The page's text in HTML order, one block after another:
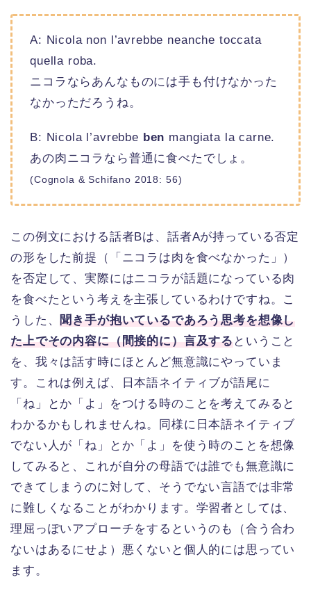
A: Nicola non l’avrebbe neanche toccata
quella roba.
ニコラならあんなものには手も付けなかった
なかっただろうね。
B: Nicola l’avrebbe ben mangiata la carne.
あの肉ニコラなら普通に食べたでしょ。
(Cognola & Schifano 2018: 56)
この例文における話者Bは、話者Aが持っている否定
の形をした前提（「ニコラは肉を食べなかった」）
を否定して、実際にはニコラが話題になっている肉
を食べたという考えを主張しているわけですね。こ
うした、 聞き手が抱いているであろう思考を想像し
た上でその内容に（間接的に）言及する ということ
を、我々は話す時にほとんど無意識にやっていま
す。これは例えば、日本語ネイティブが語尾に
「ね」とか「よ」をつける時のことを考えてみると
わかるかもしれませんね。同様に日本語ネイティブ
でない人が「ね」とか「よ」を使う時のことを想像
してみると、これが自分の母語では誰でも無意識に
できてしまうのに対して、そうでない言語では非常
に難しくなることがわかります。学習者としては、
理屈っぽいアプローチをするというのも（合う合わ
ないはあるにせよ）悪くないと個人的には思ってい
ます。